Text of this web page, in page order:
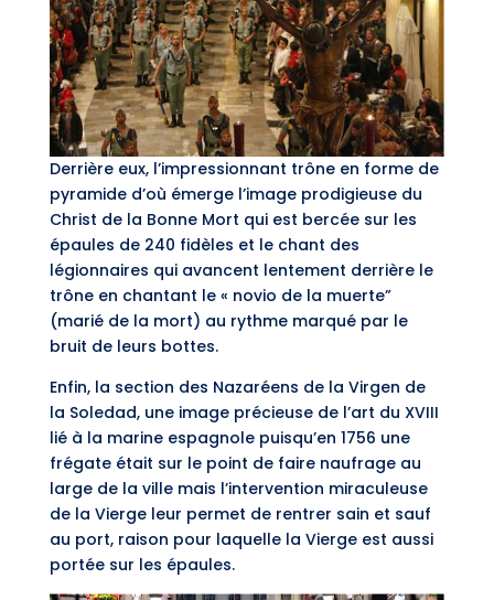
Derrière eux, l’impressionnant trône en forme de
pyramide d’où émerge l’image prodigieuse du
Christ de la Bonne Mort qui est bercée sur les
épaules de 240 fidèles et le chant des
légionnaires qui avancent lentement derrière le
trône en chantant le « novio de la muerte”
(marié de la mort) au rythme marqué par le
bruit de leurs bottes.
Enfin, la section des Nazaréens de la Virgen de
la Soledad, une image précieuse de l’art du XVIII
lié à la marine espagnole puisqu’en 1756 une
frégate était sur le point de faire naufrage au
large de la ville mais l’intervention miraculeuse
de la Vierge leur permet de rentrer sain et sauf
au port, raison pour laquelle la Vierge est aussi
portée sur les épaules.